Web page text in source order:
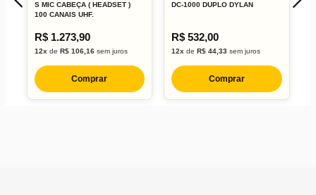
S MIC CABEÇA ( HEADSET )
100 CANAIS UHF.
R$ 1.273,90
12x de R$ 106,16sem juros
Comprar
DC-1000 DUPLO DYLAN
R$ 532,00
12x deR$ 44,33 sem juros
Comprar